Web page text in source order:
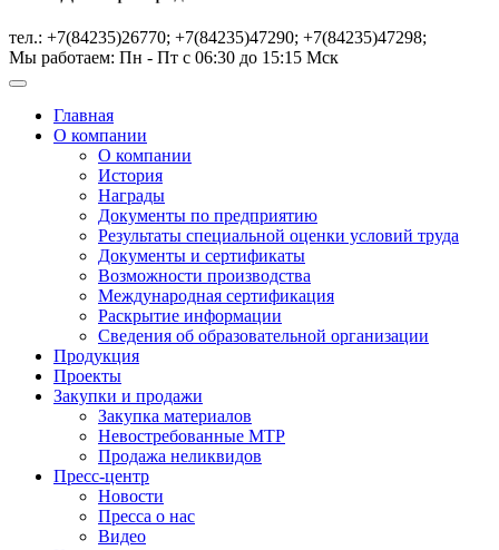
тел.: +7(84235)26770; +7(84235)47290; +7(84235)47298;
Мы работаем: Пн - Пт с 06:30 до 15:15 Мск
Главная
О компании
О компании
История
Награды
Документы по предприятию
Результаты специальной оценки условий труда
Документы и сертификаты
Возможности производства
Международная сертификация
Раскрытие информации
Сведения об образовательной организации
Продукция
Проекты
Закупки и продажи
Закупка материалов
Невостребованные МТР
Продажа неликвидов
Пресс-центр
Новости
Пресса о нас
Видео